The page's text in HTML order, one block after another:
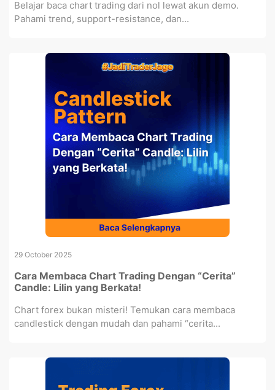
Belajar baca chart trading dari nol lewat akun demo.
Pahami trend, support-resistance, dan...
29 October 2025
Cara Membaca Chart Trading Dengan “Cerita”
Candle: Lilin yang Berkata!
Chart forex bukan misteri! Temukan cara membaca
candlestick dengan mudah dan pahami “cerita...